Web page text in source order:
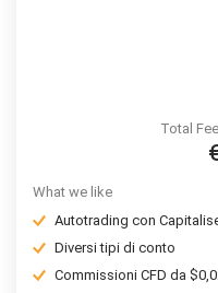
Total
What we like
Autotrading con
Diversi tipi di conto
Commissioni CFD da